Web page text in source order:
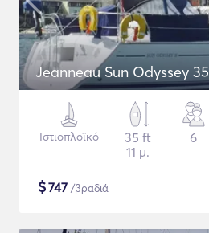
Jeanneau Sun Odyssey 35
Ιστιοπλοϊκό
35 ft
11 μ.
6
$747 /βραδιά